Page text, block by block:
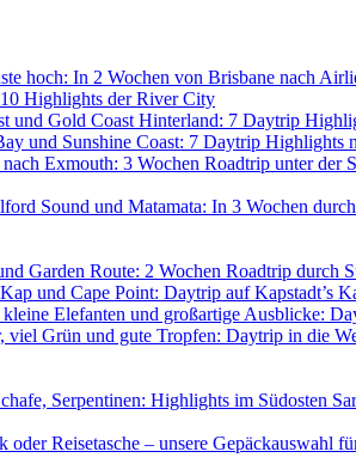
hoch: In 2 Wochen von Brisbane nach
Highlights der River City
und Gold Coast Hinterland: 7 Daytrip
und Sunshine Coast: 7 Daytrip Highlights
Exmouth: 3 Wochen Roadtrip unter der
Sound und Matamata: In 3 Wochen
Garden Route: 2 Wochen Roadtrip durch
und Cape Point: Daytrip auf Kapstadt’s
kleine Elefanten und großartige Ausblicke:
viel Grün und gute Tropfen: Daytrip in die
Serpentinen: Highlights im Südosten
oder Reisetasche – unsere Gepäckauswahl